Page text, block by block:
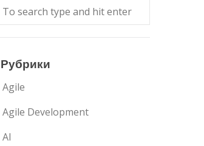
Рубрики
Agile
Agile Development
AI